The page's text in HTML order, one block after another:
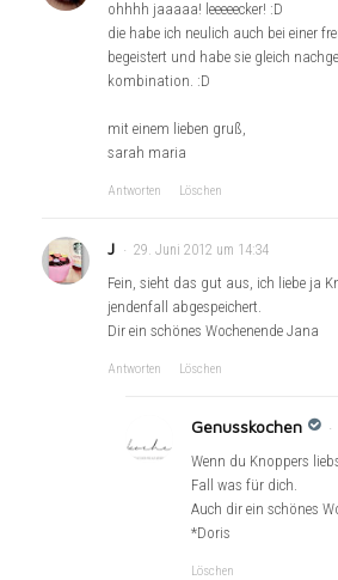
ohhhh jaaaaa! leeeeecker! :D
die habe ich neulich auch bei einer
begeistert und habe sie gleich
kombination. :D
mit einem lieben gruß,
sarah maria
Antworten Löschen
J 29. Juni 2012 um 14:34
Fein, sieht das gut aus, ich liebe ja
jendenfall abgespeichert.
Dir ein schönes Wochenende Jana
Antworten Löschen
Genusskochen
Wenn du Knoppers
Fall was für dich.
Auch dir ein schönes
*Doris
Löschen